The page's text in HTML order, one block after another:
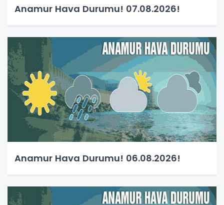
Anamur Hava Durumu! 07.08.2026!
Anamur Hava Durumu! 06.08.2026!